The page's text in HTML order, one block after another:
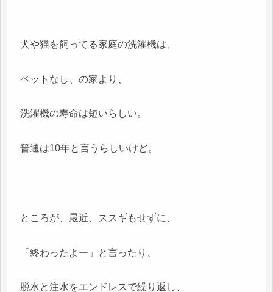
犬や猫を飼ってる家庭の洗濯機は、
ペットなし、の家より、
洗濯機の寿命は短いらしい。
普通は10年と言うらしいけど。
ところが、最近、ススギもせずに、
「終わったよー」と言ったり、
脱水と注水をエンドレスで繰り返し、